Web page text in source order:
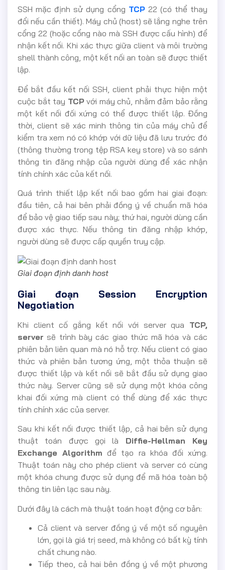
SSH mặc định sử dụng cổng TCP22 (có thể thay
đổi nếu cần thiết). Máy chủ (host) sẽ lắng nghe trên
cổng 22 (hoặc cổng nào mà SSH được cấu hình) để
nhận kết nối. Khi xác thực giữa client và môi trường
shell thành công, một kết nối an toàn sẽ được thiết
lập.
Để bắt đầu kết nối SSH, client phải thực hiện một
cuộc bắt tay TCPvới máy chủ, nhằm đảm bảo rằng
một kết nối đối xứng có thể được thiết lập. Đồng
thời, client sẽ xác minh thông tin của máy chủ để
kiểm tra xem nó có khớp với dữ liệu đã lưu trước đó
(thông thường trong tệp RSA key store) và so sánh
thông tin đăng nhập của người dùng để xác nhận
tính chính xác của kết nối.
Quá trình thiết lập kết nối bao gồm hai giai đoạn:
đầu tiên, cả hai bên phải đồng ý về chuẩn mã hóa
để bảo vệ giao tiếp sau này; thứ hai, người dùng cần
được xác thực. Nếu thông tin đăng nhập khớp,
người dùng sẽ được cấp quyền truy cập.
Giai đoạn định danh host
Giai đoạn Session Encryption
Negotiation
Khi client cố gắng kết nối với server qua TCP,
server sẽ trình bày các giao thức mã hóa và các
phiên bản liên quan mà nó hỗ trợ. Nếu client có giao
thức và phiên bản tương ứng, một thỏa thuận sẽ
được thiết lập và kết nối sẽ bắt đầu sử dụng giao
thức này. Server cũng sẽ sử dụng một khóa công
khai đối xứng mà client có thể dùng để xác thực
tính chính xác của server.
Sau khi kết nối được thiết lập, cả hai bên sử dụng
thuật toán được gọi là Diffie-Hellman Key
Exchange Algorithm để tạo ra khóa đối xứng.
Thuật toán này cho phép client và server có cùng
một khóa chung được sử dụng để mã hóa toàn bộ
thông tin liên lạc sau này.
Dưới đây là cách mà thuật toán hoạt động cơ bản:
Cả client và server đồng ý về một số nguyên
lớn, gọi là giá trị seed, mà không có bất kỳ tính
chất chung nào.
Tiếp theo, cả hai bên đồng ý về một phương